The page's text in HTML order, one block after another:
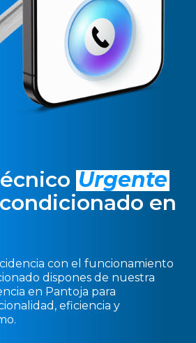
Urgente
en
con el funcionamiento
dispones de nuestra
en Pantoja para
eficiencia y